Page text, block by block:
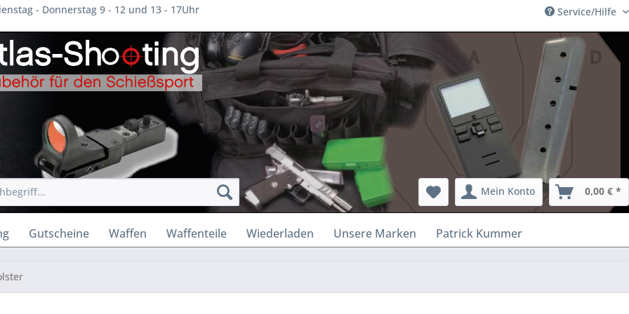
- Donnerstag 9 - 12 und 13 - 17Uhr Service/Hilfe
Mein Konto 0,00 € *
Gutscheine Waffen Waffenteile Wiederladen Unsere Marken Patrick Kummer